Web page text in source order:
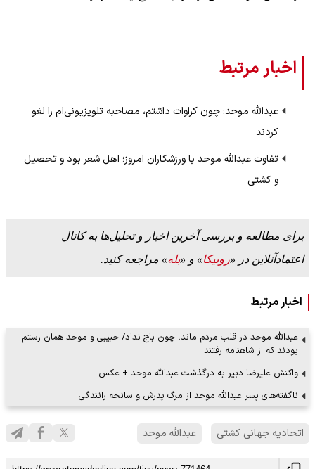
اخبار مرتبط
عبدالله موحد: چون کراوات داشتم، مصاحبه تلویزیونی‌ام را لغو
کردند
تفاوت عبدالله موحد با ورزشکاران امروز؛ اهل شعر بود و تحصیل
و کشتی
برای مطالعه و بررسی آخرین اخبار و تحلیل‌ها به کانال
اعتمادآنلاین در «روبیکا» و «بله» مراجعه کنید.
اخبار مرتبط
عبدالله موحد در قلب مردم ماند، چون باج نداد/ حبیبی و موحد همان رستم
بودند که از شاهنامه رفتند
واکنش علیرضا دبیر به درگذشت عبدالله موحد + عکس
ناگفته‌های پسر عبدالله موحد از مرگ پدرش و سانحه رانندگی
اتحادیه جهانی کشتی عبدالله موحد